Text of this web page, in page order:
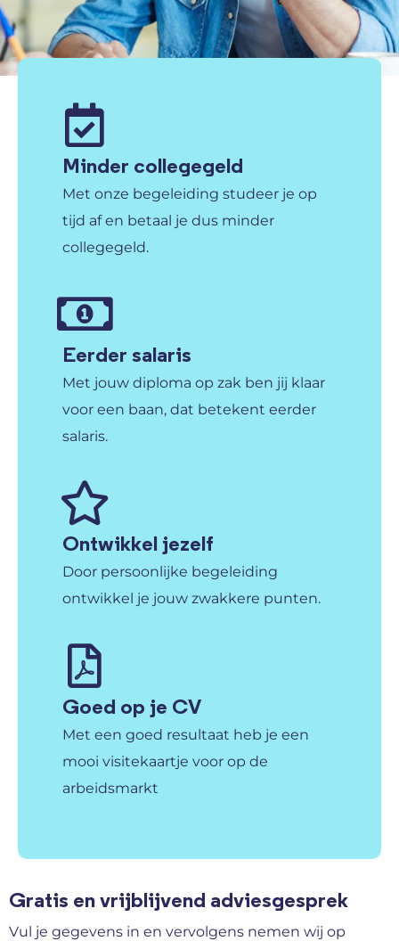
Minder collegegeld
Met onze begeleiding studeer je op
tijd af en betaal je dus minder
collegegeld.
Eerder salaris
Met jouw diploma op zak ben jij klaar
voor een baan, dat betekent eerder
salaris.
Ontwikkel jezelf
Door persoonlijke begeleiding
ontwikkel je jouw zwakkere punten.
Goed op je CV
Met een goed resultaat heb je een
mooi visitekaartje voor op de
arbeidsmarkt
Gratis en vrijblijvend adviesgesprek
Vul je gegevens in en vervolgens nemen wij op